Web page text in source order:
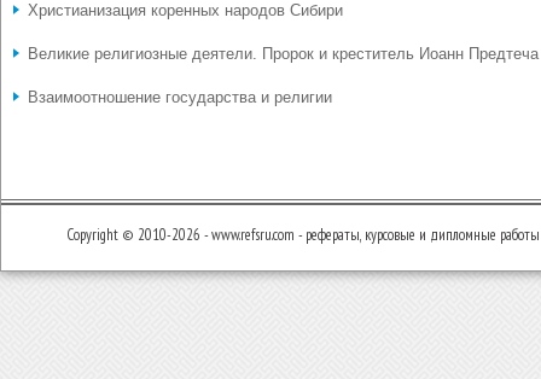
Христианизация коренных народов Сибири
Великие религиозные деятели. Пророк и креститель Иоанн Предтеча
Взаимоотношение государства и религии
Copyright © 2010-2026 - www.refsru.com - рефераты, курсовые и дипломные работы